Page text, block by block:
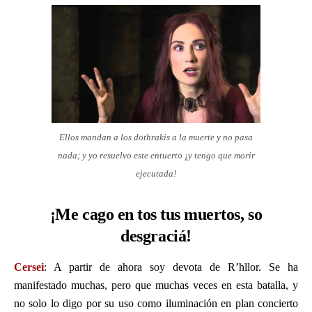
Ellos mandan a los dothrakis a la muerte y no pasa
nada; y yo resuelvo este entuerto ¡y tengo que morir
ejecutada!
¡Me cago en tos tus muertos, so
desgraciá!
Cersei: A partir de ahora soy devota de R’hllor. Se ha
manifestado muchas, pero que muchas veces en esta batalla, y
no solo lo digo por su uso como iluminación en plan concierto